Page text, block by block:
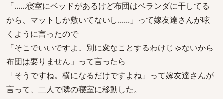
「......寝室にベッドがあるけど布団はベランダに干してる
から、マットしか敷いてないし......」って嫁友達さんが呟
くように言ったので
「そこでいいですよ。別に変なことするわけじゃないから
布団は要りません」って言ったら
「そうですね。横になるだけですよね」って嫁友達さんが
言って、二人で隣の寝室に移動した。